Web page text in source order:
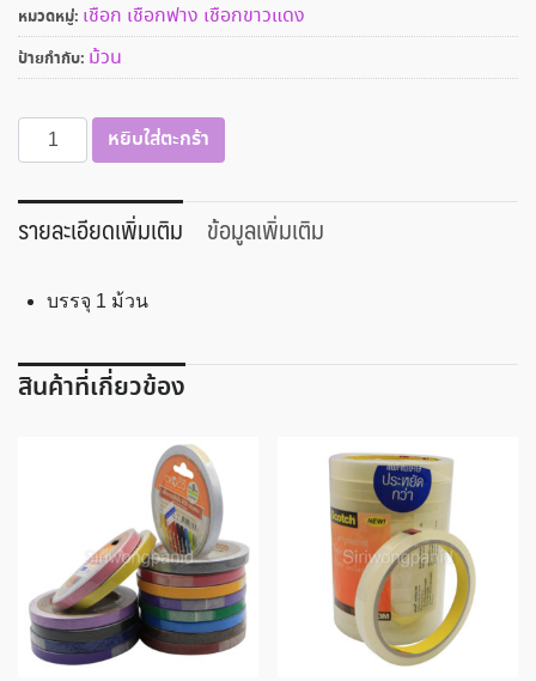
หมวดหมู่: เชือก เชือกฟาง เชือกขาวแดง
ป้ายกำกับ: ม้วน
จำนวน
เชือก
ถัก
เปีย
หยิบใส่ตะกร้า
รายละเอียดเพิ่มเติม ข้อมูลเพิ่มเติม
บรรจุ 1 ม้วน
สินค้าที่เกี่ยวข้อง